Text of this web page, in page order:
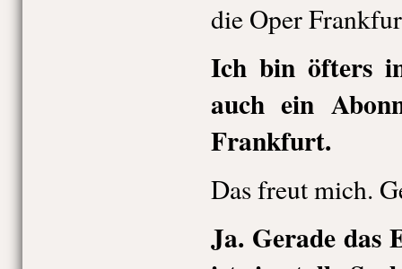
die Oper
Ich bin öfters
auch ein
Frankfurt.
Das freut mich.
Ja. Gerade das